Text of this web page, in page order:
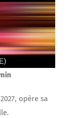
opère sa